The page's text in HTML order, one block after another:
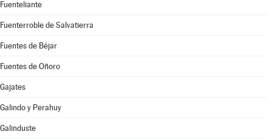
Fuenteliante
Fuenterroble de Salvatierra
Fuentes de Béjar
Fuentes de Oñoro
Gajates
Galindo y Perahuy
Galinduste